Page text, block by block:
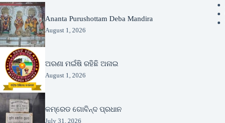
Ananta Purushottam Deba Mandira
August 1, 2026
ଅରଣା ମଇଁଷି ରହିଛି ଅନାଇ
August 1, 2026
କମ୍ରେଡ ଗୋବିନ୍ଦ ପ୍ରଧାନ
July 31, 2026